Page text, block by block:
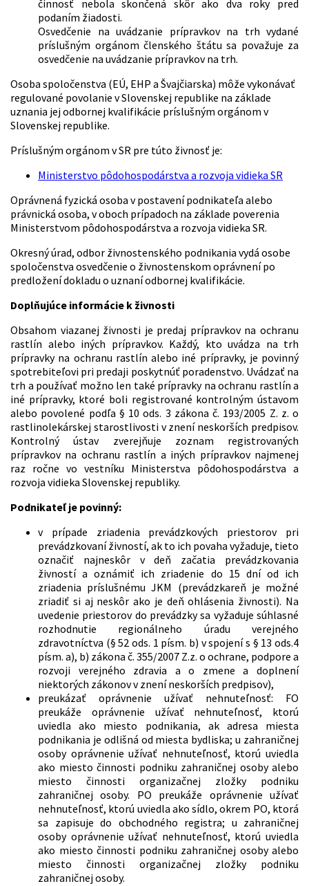
činnosť nebola skončená skôr ako dva roky pred
podaním žiadosti.
Osvedčenie na uvádzanie prípravkov na trh vydané
príslušným orgánom členského štátu sa považuje za
osvedčenie na uvádzanie prípravkov na trh.
Osoba spoločenstva (EÚ, EHP a Švajčiarska) môže vykonávať
regulované povolanie v Slovenskej republike na základe
uznania jej odbornej kvalifikácie príslušným orgánom v
Slovenskej republike.
Príslušným orgánom v SR pre túto živnosť je:
Ministerstvo pôdohospodárstva a rozvoja vidieka SR
Oprávnená fyzická osoba v postavení podnikateľa alebo
právnická osoba, v oboch prípadoch na základe poverenia
Ministerstvom pôdohospodárstva a rozvoja vidieka SR.
Okresný úrad, odbor živnostenského podnikania vydá osobe
spoločenstva osvedčenie o živnostenskom oprávnení po
predložení dokladu o uznaní odbornej kvalifikácie.
Doplňujúce informácie k živnosti
Obsahom viazanej živnosti je predaj prípravkov na ochranu
rastlín alebo iných prípravkov. Každý, kto uvádza na trh
prípravky na ochranu rastlín alebo iné prípravky, je povinný
spotrebiteľovi pri predaji poskytnúť poradenstvo. Uvádzať na
trh a používať možno len také prípravky na ochranu rastlín a
iné prípravky, ktoré boli registrované kontrolným ústavom
alebo povolené podľa § 10 ods. 3 zákona č. 193/2005 Z. z. o
rastlinolekárskej starostlivosti v znení neskorších predpisov.
Kontrolný ústav zverejňuje zoznam registrovaných
prípravkov na ochranu rastlín a iných prípravkov najmenej
raz ročne vo vestníku Ministerstva pôdohospodárstva a
rozvoja vidieka Slovenskej republiky.
Podnikateľ je povinný:
v prípade zriadenia prevádzkových priestorov pri
prevádzkovaní živností, ak to ich povaha vyžaduje, tieto
označiť najneskôr v deň začatia prevádzkovania
živností a oznámiť ich zriadenie do 15 dní od ich
zriadenia príslušnému JKM (prevádzkareň je možné
zriadiť si aj neskôr ako je deň ohlásenia živnosti). Na
uvedenie priestorov do prevádzky sa vyžaduje súhlasné
rozhodnutie regionálneho úradu verejného
zdravotníctva (§ 52 ods. 1 písm. b) v spojení s § 13 ods.4
písm. a), b) zákona č. 355/2007 Z.z. o ochrane, podpore a
rozvoji verejného zdravia a o zmene a doplnení
niektorých zákonov v znení neskorších predpisov),
preukázať oprávnenie užívať nehnuteľnosť: FO
preukáže oprávnenie užívať nehnuteľnosť, ktorú
uviedla ako miesto podnikania, ak adresa miesta
podnikania je odlišná od miesta bydliska; u zahraničnej
osoby oprávnenie užívať nehnuteľnosť, ktorú uviedla
ako miesto činnosti podniku zahraničnej osoby alebo
miesto činnosti organizačnej zložky podniku
zahraničnej osoby. PO preukáže oprávnenie užívať
nehnuteľnosť, ktorú uviedla ako sídlo, okrem PO, ktorá
sa zapisuje do obchodného registra; u zahraničnej
osoby oprávnenie užívať nehnuteľnosť, ktorú uviedla
ako miesto činnosti podniku zahraničnej osoby alebo
miesto činnosti organizačnej zložky podniku
zahraničnej osoby.